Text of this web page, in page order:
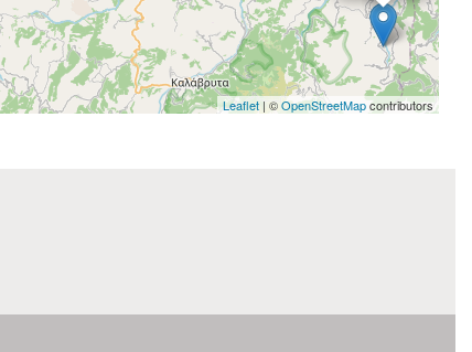
Leaflet | ©OpenStreetMapcontributors